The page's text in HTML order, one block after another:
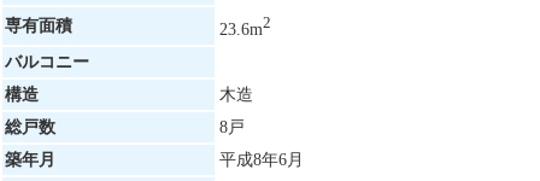
専有面積
23.6m2
バルコニー
構造
木造
総戸数
8戸
築年月
平成8年6月